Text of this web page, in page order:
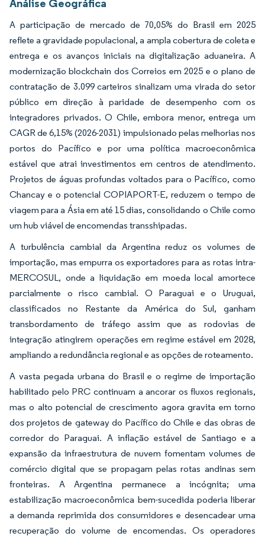
Análise Geográfica
A participação de mercado de 70,05% do Brasil em 2025
reflete a gravidade populacional, a ampla cobertura de coleta e
entrega e os avanços iniciais na digitalização aduaneira. A
modernização blockchain dos Correios em 2025 e o plano de
contratação de 3.099 carteiros sinalizam uma virada do setor
público em direção à paridade de desempenho com os
integradores privados. O Chile, embora menor, entrega um
CAGR de 6,15% (2026-2031) impulsionado pelas melhorias nos
portos do Pacífico e por uma política macroeconômica
estável que atrai investimentos em centros de atendimento.
Projetos de águas profundas voltados para o Pacífico, como
Chancay e o potencial COPIAPORT-E, reduzem o tempo de
viagem para a Ásia em até 15 dias, consolidando o Chile como
um hub viável de encomendas transshipadas.
A turbulência cambial da Argentina reduz os volumes de
importação, mas empurra os exportadores para as rotas intra-
MERCOSUL, onde a liquidação em moeda local amortece
parcialmente o risco cambial. O Paraguai e o Uruguai,
classificados no Restante da América do Sul, ganham
transbordamento de tráfego assim que as rodovias de
integração atingirem operações em regime estável em 2028,
ampliando a redundância regional e as opções de roteamento.
A vasta pegada urbana do Brasil e o regime de importação
habilitado pelo PRC continuam a ancorar os fluxos regionais,
mas o alto potencial de crescimento agora gravita em torno
dos projetos de gateway do Pacífico do Chile e das obras de
corredor do Paraguai. A inflação estável de Santiago e a
expansão da infraestrutura de nuvem fomentam volumes de
comércio digital que se propagam pelas rotas andinas sem
fronteiras. A Argentina permanece a incógnita; uma
estabilização macroeconômica bem-sucedida poderia liberar
a demanda reprimida dos consumidores e desencadear uma
recuperação do volume de encomendas. Os operadores